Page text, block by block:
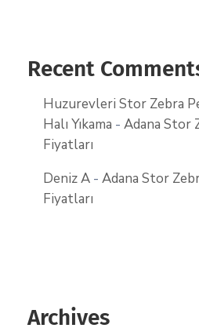
Recent
Huzurevleri Stor Zebra
Halı Yıkama - Adana Stor
Fiyatları
Deniz A - Adana Stor
Fiyatları
Archives